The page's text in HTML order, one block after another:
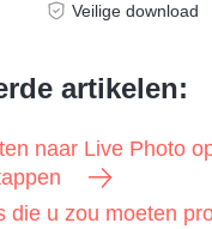
Veilige download
artikelen:
naar Live Photo
die u zou moeten